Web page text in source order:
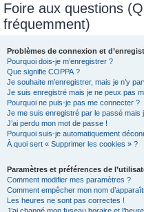
Foire aux questions
fréquemment)
Problèmes de connexion et
Pourquoi dois-je m’enregistrer ?
Que signifie COPPA ?
Je souhaite m’enregistrer, mais je n’y
Je suis enregistré mais je ne peux pas
Pourquoi ne puis-je pas me connecter ?
Je me suis enregistré par le passé mais
J’ai perdu mon mot de passe !
Pourquoi suis-je automatiquement
À quoi sert « Supprimer les cookies » ?
Paramètres et préférences de
Comment modifier mes paramètres ?
Comment empêcher mon nom
Les heures ne sont pas correctes !